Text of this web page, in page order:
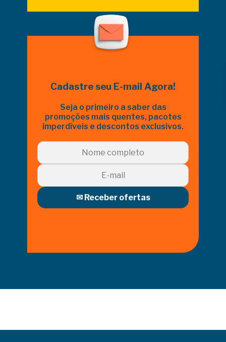
Cadastre seu E-mail Agora!
Seja o primeiro a saber das
promoções mais quentes, pacotes
imperdíveis e descontos exclusivos.